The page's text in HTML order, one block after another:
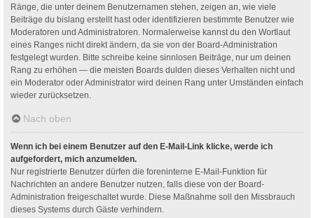
Ränge, die unter deinem Benutzernamen stehen, zeigen an, wie viele
Beiträge du bislang erstellt hast oder identifizieren bestimmte Benutzer wie
Moderatoren und Administratoren. Normalerweise kannst du den Wortlaut
eines Ranges nicht direkt ändern, da sie von der Board-Administration
festgelegt wurden. Bitte schreibe keine sinnlosen Beiträge, nur um deinen
Rang zu erhöhen — die meisten Boards dulden dieses Verhalten nicht und
ein Moderator oder Administrator wird deinen Rang unter Umständen einfach
wieder zurücksetzen.
Nach oben
Wenn ich bei einem Benutzer auf den E-Mail-Link klicke, werde ich
aufgefordert, mich anzumelden.
Nur registrierte Benutzer dürfen die foreninterne E-Mail-Funktion für
Nachrichten an andere Benutzer nutzen, falls diese von der Board-
Administration freigeschaltet wurde. Diese Maßnahme soll den Missbrauch
dieses Systems durch Gäste verhindern.